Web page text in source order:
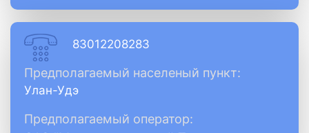
83012208283
Предполагаемый населеный пункт:
Улан-Удэ
Предполагаемый оператор: